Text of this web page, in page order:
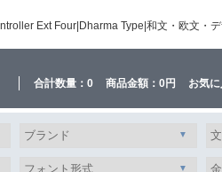
Ext Four|Dharma Type|和文・欧文・
合計数量： 0 商品金額： 0円 お気に